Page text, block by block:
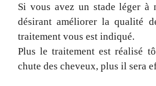
Si vous avez un stade léger à
désirant améliorer la qualité
traitement vous est indiqué.
Plus le traitement est réalisé
chute des cheveux, plus il sera